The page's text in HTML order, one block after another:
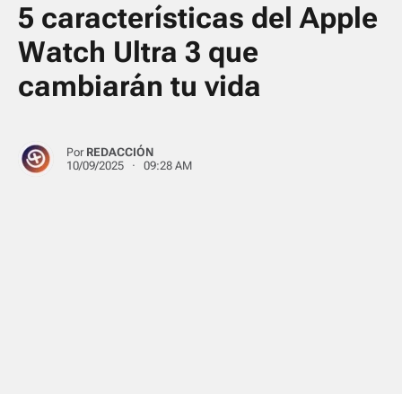
5 características del Apple
Watch Ultra 3 que
cambiarán tu vida
Por REDACCIÓN
10/09/2025 · 09:28 AM